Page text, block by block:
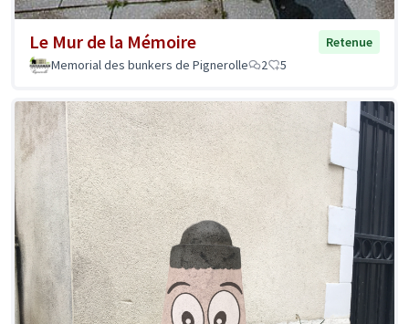
Le Mur de la Mémoire
Retenue
Memorial des bunkers de Pignerolle
2 5